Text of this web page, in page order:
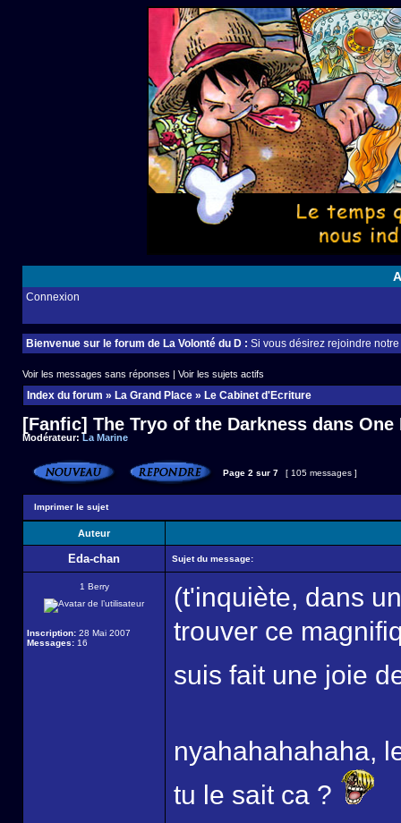
Connexion
Bienvenue sur le forum de La Volonté du D : Si vous désirez rejoindre
Voir les messages sans réponses | Voir les sujets actifs
Index du forum » La Grand Place » Le Cabinet d'Ecriture
[Fanfic] The Tryo of the Darkness dans One
Modérateur:La Marine
Page 2 sur 7 [ 105 messages ]
Imprimer le sujet
Auteur
Eda-chan Sujet du message:
1 Berry
Inscription: 28 Mai 2007
Messages: 16
(t'inquiète, dans
trouver ce
suis fait une joie
nyahahahahaha,
tu le sait ca ?